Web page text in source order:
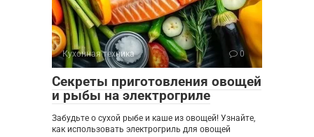
Кухонная техника 0
Секреты приготовления овощей
и рыбы на электрогриле
Забудьте о сухой рыбе и каше из овощей! Узнайте,
как использовать электрогриль для овощей